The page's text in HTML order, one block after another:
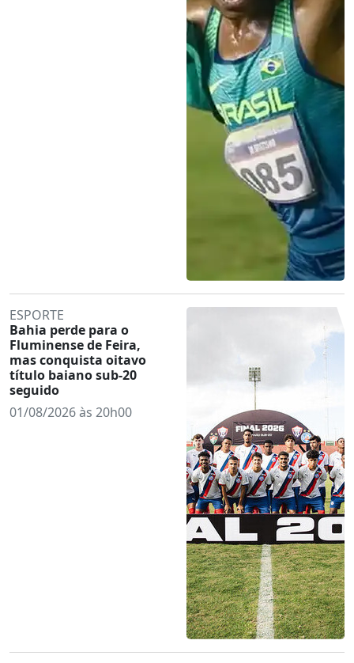
ESPORTE
Bahia perde para o
Fluminense de Feira,
mas conquista oitavo
título baiano sub-20
seguido
01/08/2026 às 20h00